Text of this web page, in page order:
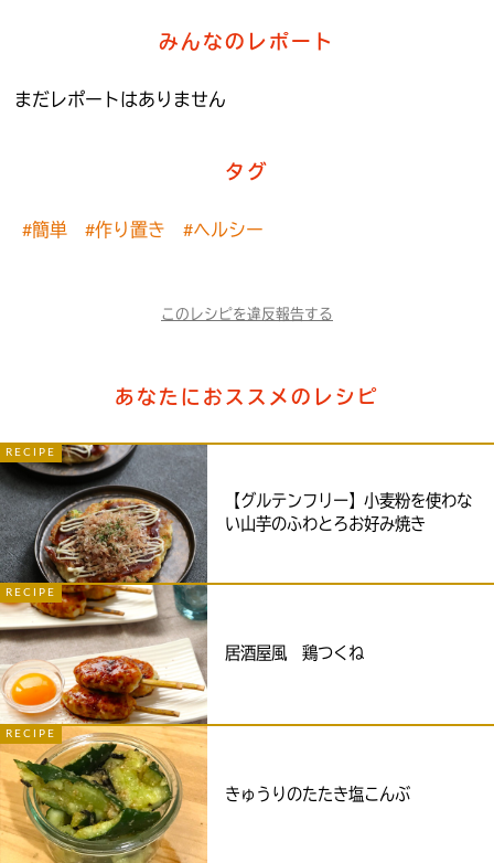
みんなのレポート
まだレポートはありません
タグ
#簡単 #作り置き #ヘルシー
このレシピを違反報告する
あなたにおススメのレシピ
RECIPE
【グルテンフリー】小麦粉を使わな
い山芋のふわとろお好み焼き
RECIPE
居酒屋風 鶏つくね
RECIPE
きゅうりのたたき塩こんぶ